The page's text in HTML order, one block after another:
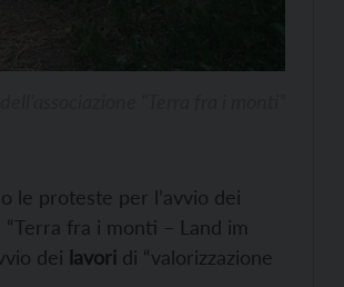
le proteste per l’avvio dei
“Terra fra i monti – Land im
dei lavori di “valorizzazione